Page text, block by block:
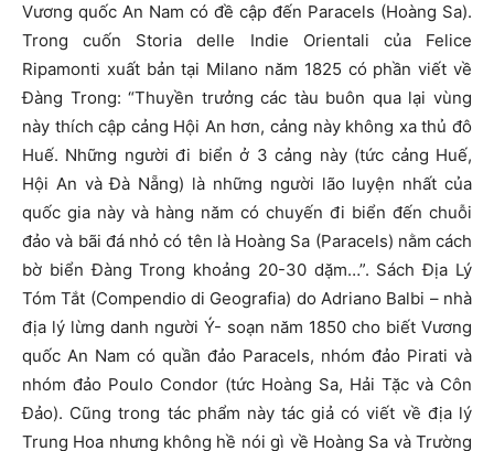
Vương quốc An Nam có đề cập đến Paracels (Hoàng Sa).
Trong cuốn Storia delle Indie Orientali của Felice
Ripamonti xuất bản tại Milano năm 1825 có phần viết về
Đàng Trong: “Thuyền trưởng các tàu buôn qua lại vùng
này thích cập cảng Hội An hơn, cảng này không xa thủ đô
Huế. Những người đi biển ở 3 cảng này (tức cảng Huế,
Hội An và Đà Nẵng) là những người lão luyện nhất của
quốc gia này và hàng năm có chuyến đi biển đến chuỗi
đảo và bãi đá nhỏ có tên là Hoàng Sa (Paracels) nằm cách
bờ biển Đàng Trong khoảng 20-30 dặm…”. Sách Địa Lý
Tóm Tắt (Compendio di Geografia) do Adriano Balbi – nhà
địa lý lừng danh người Ý- soạn năm 1850 cho biết Vương
quốc An Nam có quần đảo Paracels, nhóm đảo Pirati và
nhóm đảo Poulo Condor (tức Hoàng Sa, Hải Tặc và Côn
Đảo). Cũng trong tác phẩm này tác giả có viết về địa lý
Trung Hoa nhưng không hề nói gì về Hoàng Sa và Trường